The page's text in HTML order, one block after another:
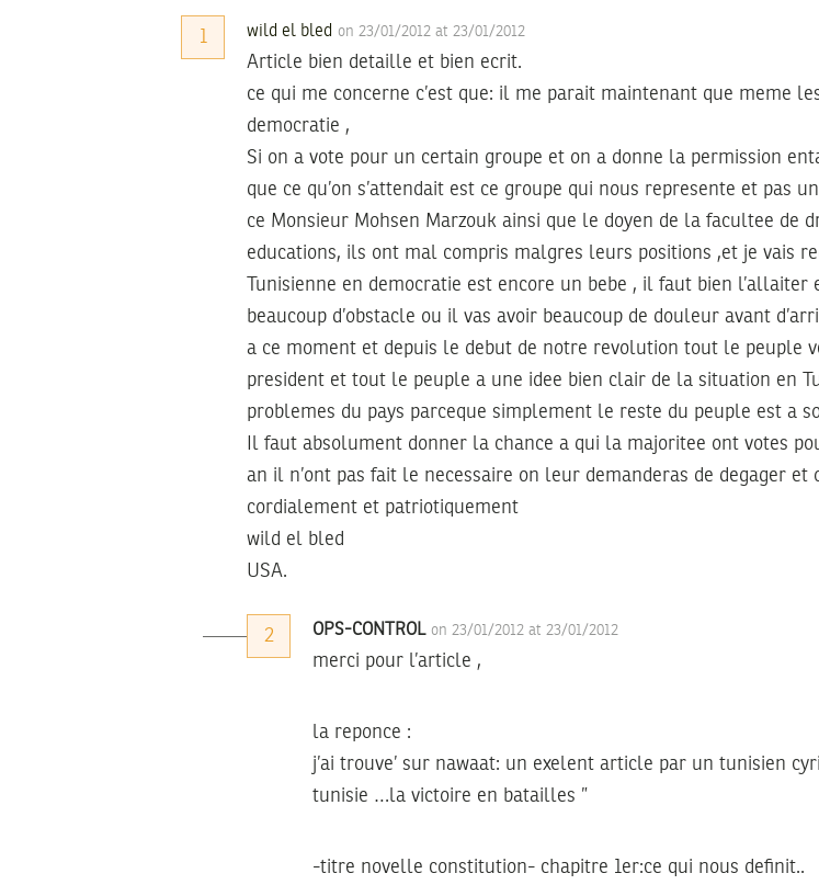
1 wild el bled on 23/01/2012 at 23/01/2012
Article bien detaille et bien ecrit.
ce qui me concerne c’est que: il me parait maintenant que meme
democratie ,
Si on a vote pour un certain groupe et on a donne la permission
que ce qu’on s’attendait est ce groupe qui nous represente et pas
ce Monsieur Mohsen Marzouk ainsi que le doyen de la facultee
educations, ils ont mal compris malgres leurs positions ,et je vais
Tunisienne en democratie est encore un bebe , il faut bien
beaucoup d’obstacle ou il vas avoir beaucoup de douleur avant
a ce moment et depuis le debut de notre revolution tout le peuple
president et tout le peuple a une idee bien clair de la situation en
problemes du pays parceque simplement le reste du peuple est a
Il faut absolument donner la chance a qui la majoritee ont votes
an il n’ont pas fait le necessaire on leur demanderas de degager
cordialement et patriotiquement
wild el bled
USA.
2 OPS-CONTROL on 23/01/2012 at 23/01/2012
merci pour l’article ,
la reponce :
j’ai trouve’ sur nawaat: un exelent article par un tunisien
tunisie …la victoire en batailles ”
-titre novelle constitution- chapitre 1er:ce qui nous definit..